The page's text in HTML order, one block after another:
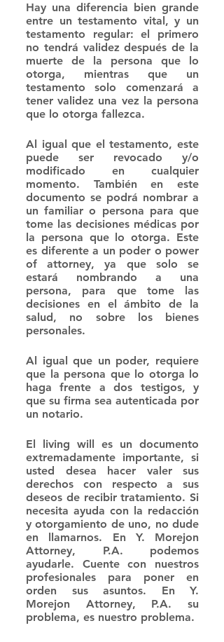
Hay una diferencia bien grande
entre un testamento vital, y un
testamento regular: el primero
no tendrá validez después de la
muerte de la persona que lo
otorga, mientras que un
testamento solo comenzará a
tener validez una vez la persona
que lo otorga fallezca.
Al igual que el testamento, este
puede ser revocado y/o
modificado en cualquier
momento. También en este
documento se podrá nombrar a
un familiar o persona para que
tome las decisiones médicas por
la persona que lo otorga. Este
es diferente a un poder o power
of attorney, ya que solo se
estará nombrando a una
persona, para que tome las
decisiones en el ámbito de la
salud, no sobre los bienes
personales.
Al igual que un poder, requiere
que la persona que lo otorga lo
haga frente a dos testigos, y
que su firma sea autenticada por
un notario.
El living will es un documento
extremadamente importante, si
usted desea hacer valer sus
derechos con respecto a sus
deseos de recibir tratamiento. Si
necesita ayuda con la redacción
y otorgamiento de uno, no dude
en llamarnos. En Y. Morejon
Attorney, P.A. podemos
ayudarle. Cuente con nuestros
profesionales para poner en
orden sus asuntos. En Y.
Morejon Attorney, P.A. su
problema, es nuestro problema.